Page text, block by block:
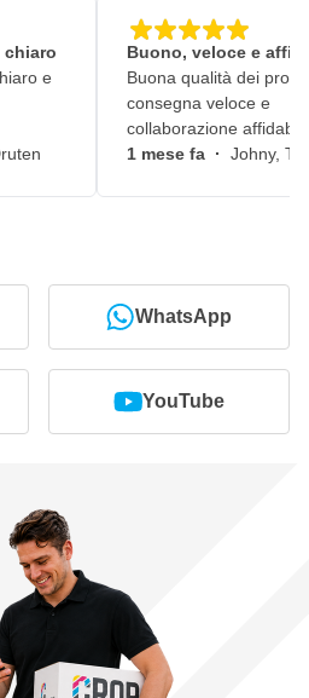
essere sovraverniciata con
chiaro
e
Buono, veloce e
Buona qualità dei
consegna veloce e
collaborazione
1 mese fa · Johny,
WhatsApp
YouTube